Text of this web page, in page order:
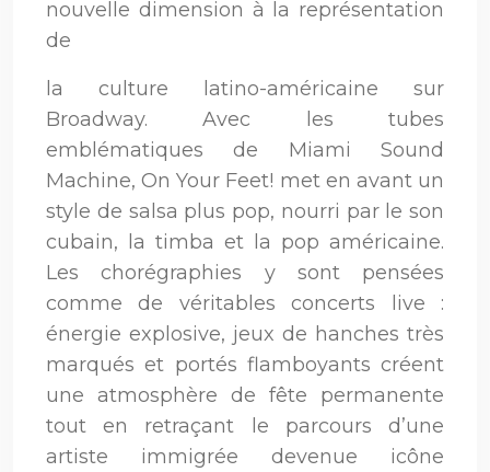
nouvelle dimension à la représentation
de
la culture latino-américaine sur
Broadway. Avec les tubes
emblématiques de Miami Sound
Machine, On Your Feet! met en avant un
style de salsa plus pop, nourri par le son
cubain, la timba et la pop américaine.
Les chorégraphies y sont pensées
comme de véritables concerts live :
énergie explosive, jeux de hanches très
marqués et portés flamboyants créent
une atmosphère de fête permanente
tout en retraçant le parcours d’une
artiste immigrée devenue icône